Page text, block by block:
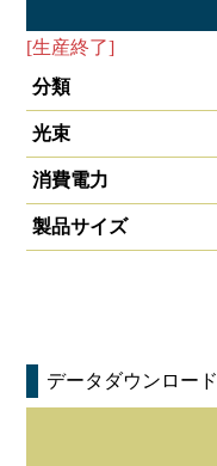
[生産終了]
分類
光束
消費電力
製品サイズ
データダウンロード